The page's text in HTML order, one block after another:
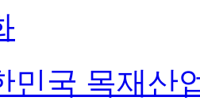
민국 목재산